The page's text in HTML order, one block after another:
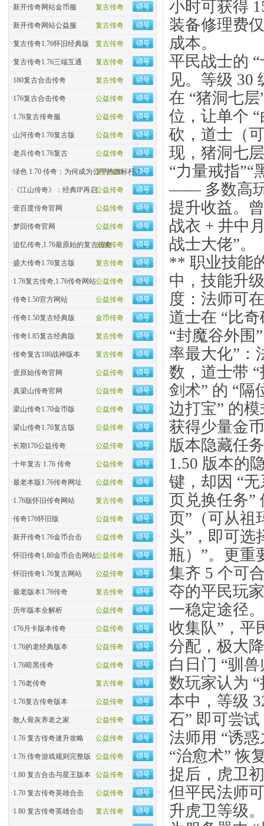
复古传奇
·新开传奇网站金币服
复古传奇
·新开传奇网站公益服
复古传奇
·复古传奇1.76怀旧经典版
复古传奇
·复古传奇1.76三端互通
复古传奇
·180复古合击传奇
公益传奇
·176复古合击传奇
公益传奇
·1.76复古传奇服
公益传奇
·山河传奇1.76复古版
公益传奇
·老兵传奇1.76复古
复古传奇
·绿色 1.70 传奇：为何成为公平热血标杆？
公益传奇
· 《江山传奇》：经典IP再启
公益传奇
·壹百度传奇官网
公益传奇
·梦回传奇官网
公益传奇
·追忆传奇,1.76最原始的复古传奇
复古传奇
·盛大传奇1.76复古版
公益传奇
·1.76复古传奇,1.76传奇网站
公益传奇
·传奇1.50官方网站
金币传奇
·传奇1.50复古经典版
复古传奇
·传奇1.85复古经典版
复古传奇
·传奇复古180战神版本
公益传奇
·壹原始传奇官网
公益传奇
·真梁山传奇官网
公益传奇
·梁山传奇1.70金币版
公益传奇
·梁山传奇1.76复古版
公益传奇
·长期170公益传奇
公益传奇
·十年复古 1.76 传奇
公益传奇
·最老本版1.76传奇网址
复古传奇
·1.76版怀旧传奇网站
公益传奇
·传奇176怀旧版
公益传奇
·新开传奇1.76金币合击
公益传奇
·怀旧传奇1.80金币合击网站
公益传奇
·怀旧传奇1.76复古网站
复古传奇
·最老版本1.76传奇
公益传奇
·历年版本全解析
公益传奇
·176月卡版本传奇
公益传奇
·1.76的老经典版本
公益传奇
·1.76暗黑传奇
复古传奇
·1.76老传奇
公益传奇
·1.76复古传奇版本
公益传奇
·散人骨灰养老之家
公益传奇
·1.76 复古传奇速升攻略
公益传奇
·1.76 传奇游戏规则完整版
公益传奇
·1.80 复古合击与星王版本
公益传奇
·1.70 复古传奇英雄合击
复古传奇
·1.80 复古传奇英雄合击
小时可获得
装备修理费
成本。
平民战士的
见。等级 30
在 “猪洞七
位，让单个
砍，道士（
现，猪洞七
“力量戒指”“
—— 多数高玩
提升收益。
战衣 + 井中
战士大佬”。
** 职业技能
中，技能升
度：法师可
道士在 “比
“封魔谷外围
率最大化”：
数，道士带
剑术” 的 “隔
边打宝” 的
获得少量金
版本隐藏任
1.50 版本的
键，却因 “
页兑换任务”
页”（可从祖
头”，即可选
瓶）”。更重
集齐 5 个可
夺的平民玩
一稳定途径
收集队”，平
分配，极大
白日门 “驯
数玩家认为
本中，等级
石” 即可尝
法师用 “诱
“治愈术” 恢
捉后，虎卫
但平民法师
升虎卫等级